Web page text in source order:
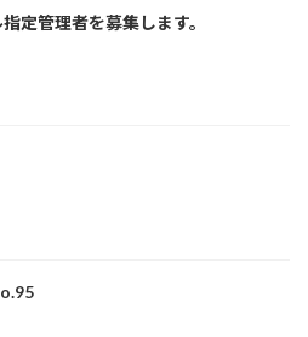
定管理者を募集します。